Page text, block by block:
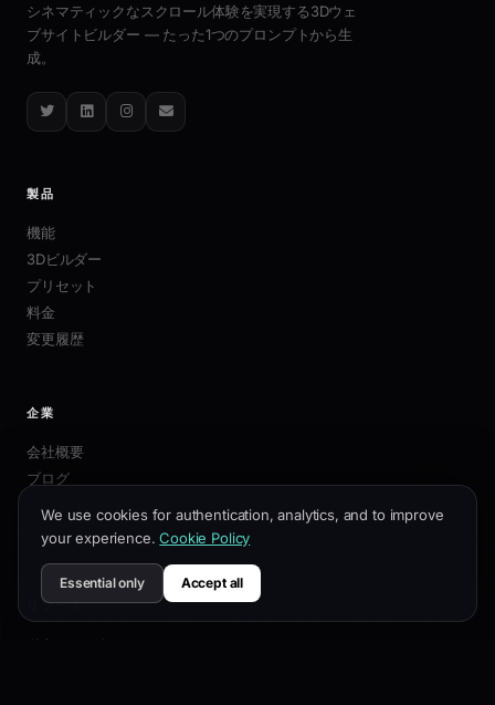
シネマティックなスクロール体験を実現する3Dウェ
ブサイトビルダー — たった1つのプロンプトから生
成。
TwitterLinkedInInstagram
Email
製品
機能
3Dビルダー
プリセット
料金
変更履歴
企業
会社概要
ブログ
お問い合わせ
リソース
ドキュメント
We use cookies for authentication, analytics, and to improve
your experience. Cookie Policy
Essential only Accept all